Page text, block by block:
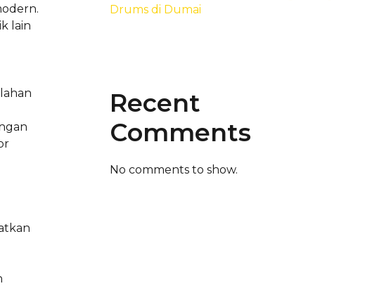
lain
Drums di Dumai
Recent
Comments
No comments to show.